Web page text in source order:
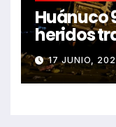
Huánuco
heridos
despiste
que
17 JUNIO,